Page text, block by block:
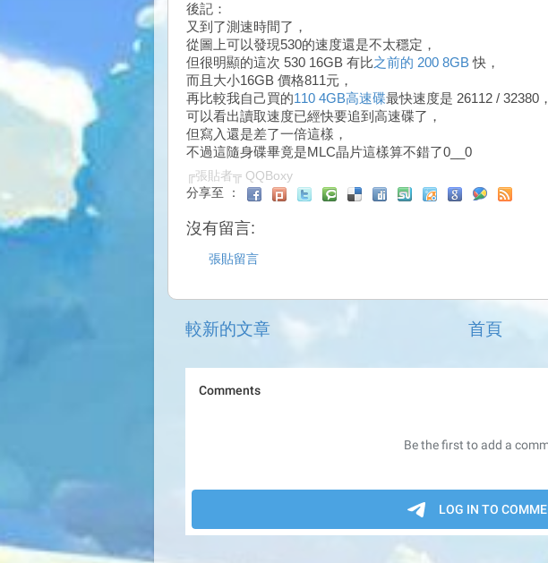
後記：
又到了測速時間了，
從圖上可以發現530的速度還是不太穩定，
但很明顯的這次 530 16GB 有比之前的 200 8GB快，
而且大小16GB 價格811元，
再比較我自己買的110 4GB高速碟最快速度是 26112 / 32380，
可以看出讀取速度已經快要追到高速碟了，
但寫入還是差了一倍這樣，
不過這隨身碟畢竟是MLC晶片這樣算不錯了0__0
╔張貼者╦ QQBoxy
分享至 ：
沒有留言:
張貼留言
較新的文章 首頁